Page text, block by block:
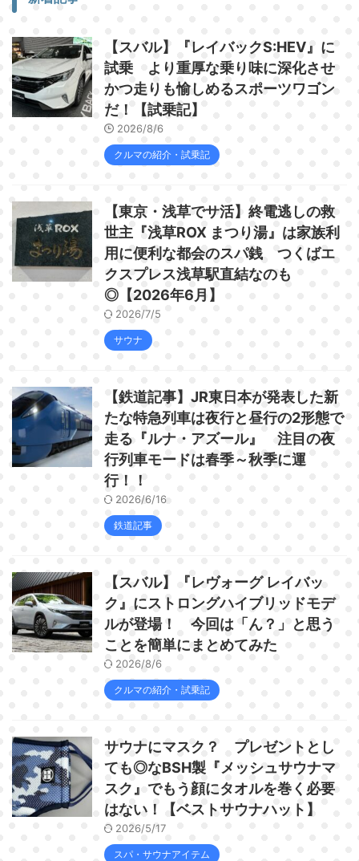
【スバル】『レイバックS:HEV』に
試乗 より重厚な乗り味に深化させ
かつ走りも愉しめるスポーツワゴン
だ！【試乗記】
2026/8/6
クルマの紹介・試乗記
【東京・浅草でサ活】終電逃しの救
世主『浅草ROX まつり湯』は家族利
用に便利な都会のスパ銭 つくばエ
クスプレス浅草駅直結なのも
◎【2026年6月】
2026/7/5
サウナ
【鉄道記事】JR東日本が発表した新
たな特急列車は夜行と昼行の2形態で
走る『ルナ・アズール』 注目の夜
行列車モードは春季～秋季に運
行！！
2026/6/16
鉄道記事
【スバル】『レヴォーグ レイバッ
ク』にストロングハイブリッドモデ
ルが登場！ 今回は「ん？」と思う
ことを簡単にまとめてみた
2026/8/6
クルマの紹介・試乗記
サウナにマスク？ プレゼントとし
ても◎なBSH製『メッシュサウナマ
スク』でもう顔にタオルを巻く必要
はない！【ベストサウナハット】
2026/5/17
スパ・サウナアイテム